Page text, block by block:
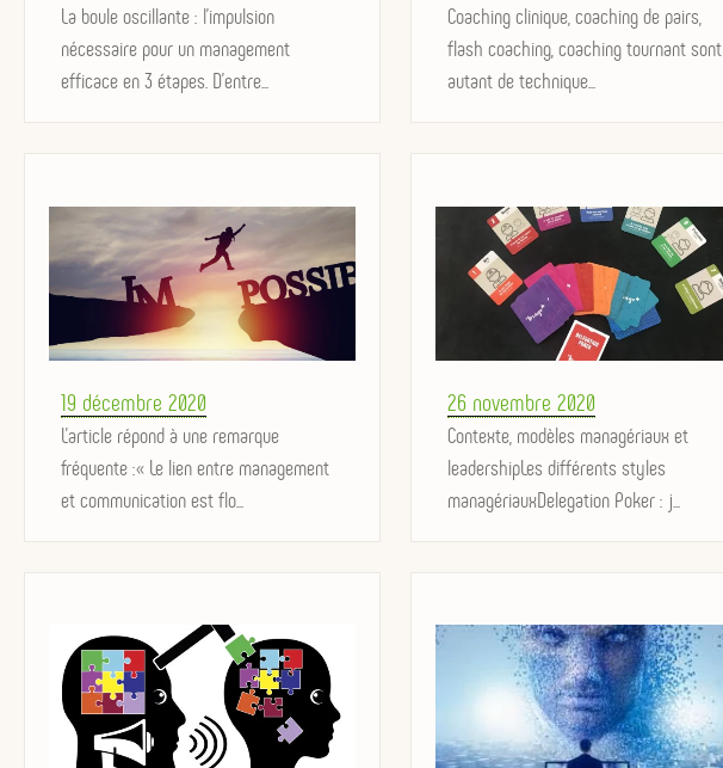
on
La boule oscillante : l'impulsion
nécessaire pour un management
efficace en 3 étapes. D'entre...
on
Coaching clinique, coaching de pairs,
flash coaching, coaching tournant sont
autant de technique...
Posted
on
19 décembre 2020
L’article répond à une remarque
fréquente :« Le lien entre management
et communication est flo...
Posted
on
26 novembre 2020
Contexte, modèles managériaux et
leadershipLes différents styles
managériauxDelegation Poker : j...